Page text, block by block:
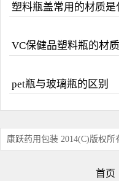
塑料瓶盖常用的材质是
VC保健品塑料瓶的材质
pet瓶与玻璃瓶的区别
康跃药用包装 2014(C)版权所
首页